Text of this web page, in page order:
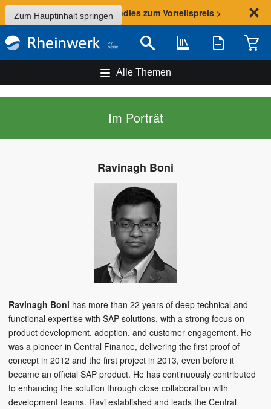
Zum Hauptinhalt springen
Sommer-Aktion: Bundles zum Vorteilspreis >
Suche Bibliothek Merkliste
Alle Themen
Im Porträt
Ravinagh Boni
Ravinagh Boni has more than 22 years of deep technical and
functional expertise with SAP solutions, with a strong focus on
product development, adoption, and customer engagement. He
was a pioneer in Central Finance, delivering the first proof of
concept in 2012 and the first project in 2013, even before it
became an official SAP product. He has continuously contributed
to enhancing the solution through close collaboration with
development teams. Ravi established and leads the Central